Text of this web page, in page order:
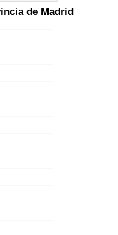
de Madrid